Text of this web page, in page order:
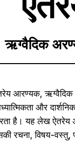
ऋग्वैदिक
आरण्यक, ऋग्वैदिक
और
है। यह लेख ऐतरेय
रचना, विषय-वस्तु,